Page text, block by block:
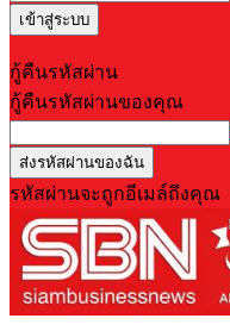
กู้คืนรหัสผ่าน
กู้คืนรหัสผ่านของคุณ
รหัสผ่านจะถูกอีเมล์ถึงคุณ